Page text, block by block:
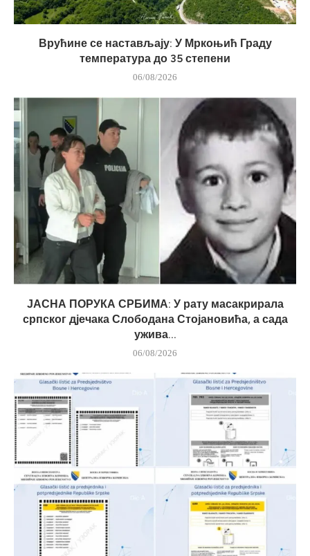
Врућине се настављају: У Мркоњић Граду
температура до 35 степени
06/08/2026
ЈАСНА ПОРУКА СРБИМА: У рату масакрирала
српског дјечака Слободана Стојановића, а сада
ужива...
06/08/2026